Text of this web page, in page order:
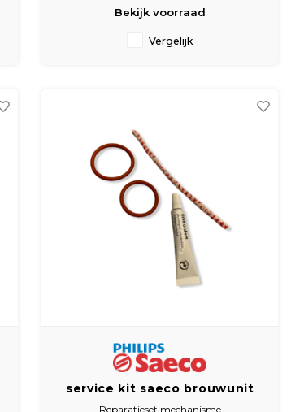
Materiaal Siliconen.
Bekijk voorraad
Vergelijk
service kit saeco brouwunit
Reparatieset mechanisme